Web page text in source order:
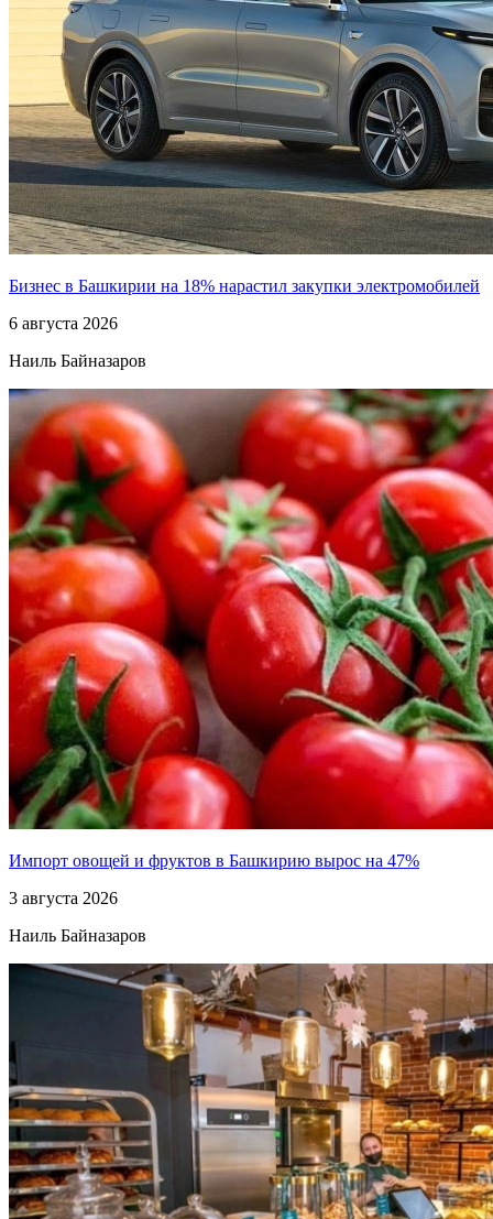
Бизнес в Башкирии на 18% нарастил закупки электромобилей
6 августа 2026
Наиль Байназаров
Импорт овощей и фруктов в Башкирию вырос на 47%
3 августа 2026
Наиль Байназаров